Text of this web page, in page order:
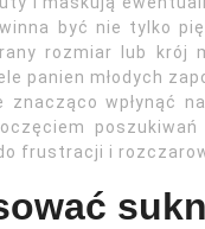
być nie tylko
rozmiar lub krój
panien młodych
znacząco wpłynąć
frustracji i